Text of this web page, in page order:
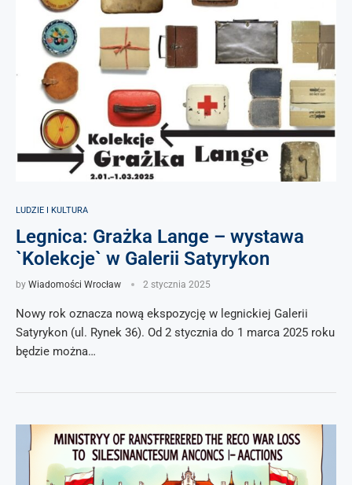
LUDZIE I KULTURA
Legnica: Grażka Lange – wystawa
`Kolekcje` w Galerii Satyrykon
by Wiadomości Wrocław 2 stycznia 2025
Nowy rok oznacza nową ekspozycję w legnickiej Galerii
Satyrykon (ul. Rynek 36). Od 2 stycznia do 1 marca 2025 roku
będzie można…